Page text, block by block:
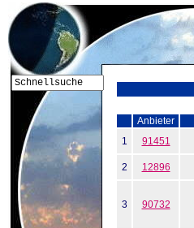
Anbieter
1
91451
2
12896
3 90732